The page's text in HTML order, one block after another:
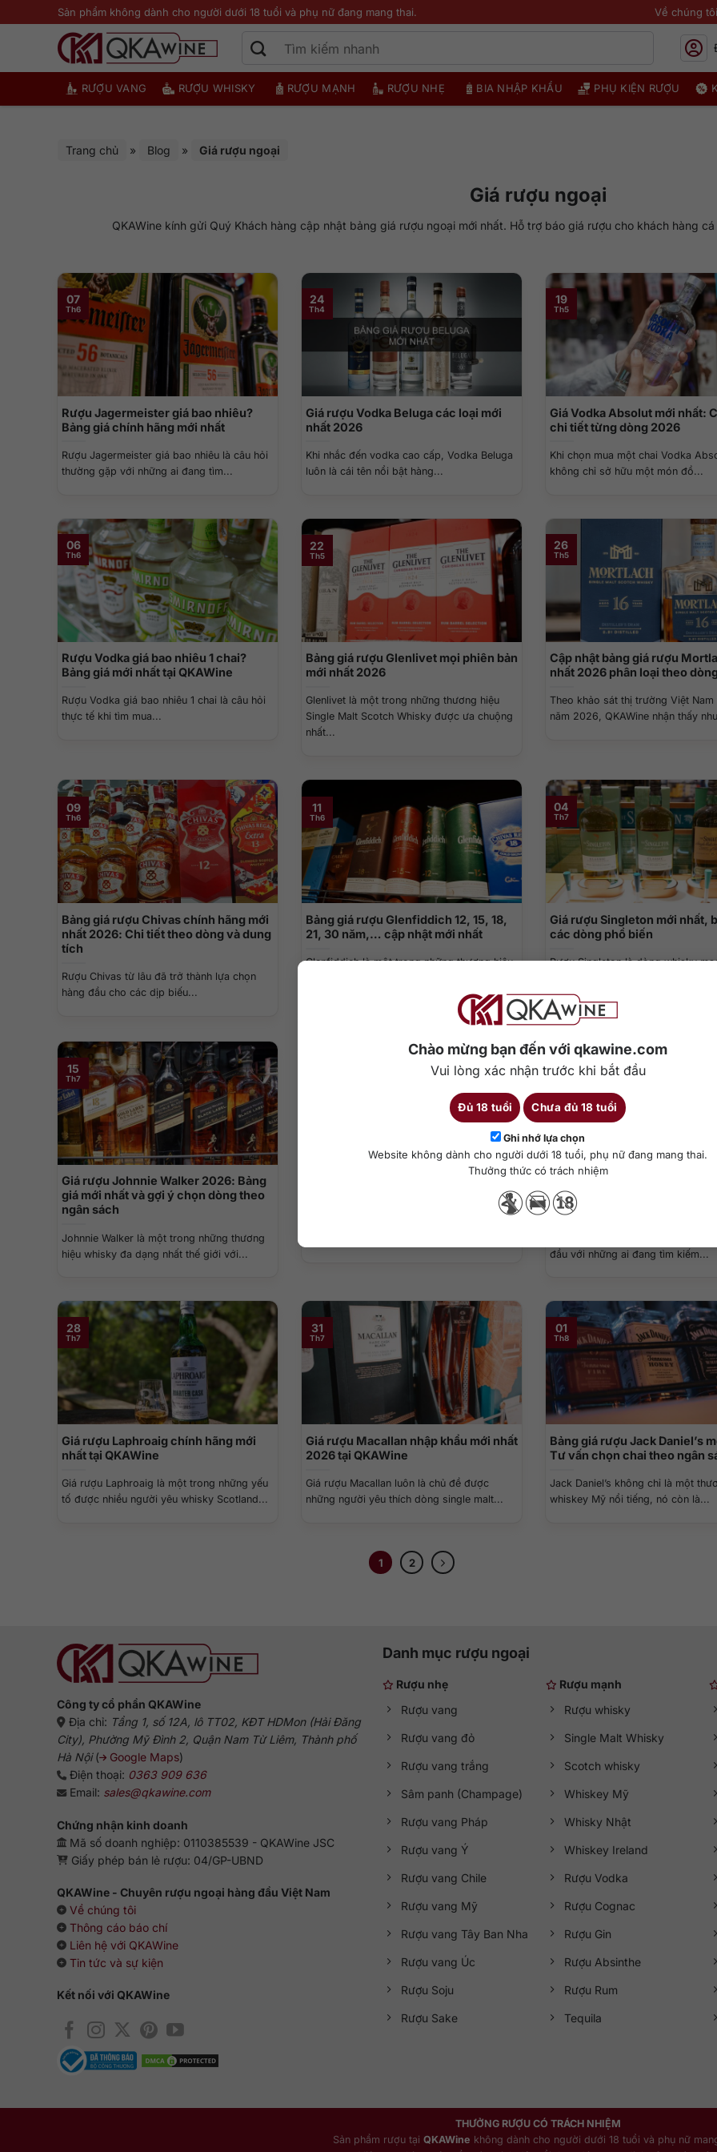
Chào mừng bạn đến với qkawine.com
Vui lòng xác nhận trước khi bắt đầu
Đủ 18 tuổi Chưa đủ 18 tuổi
Ghi nhớ lựa chọn
Website không dành cho người dưới 18 tuổi, phụ nữ đang mang thai.
Thưởng thức có trách nhiệm
qua
Sản phẩm không dành cho người dưới 18 tuổi và phụ nữ đang mang thai. Về chúng tôi
RƯỢU VANG RƯỢU WHISKY RƯỢU MẠNH RƯỢU NHẸ BIA NHẬP KHẨU PHỤ KIỆN RƯỢU
Trang chủ » Blog » Giá rượu ngoại
Giá rượu ngoại
QKAWine kính gửi Quý Khách hàng cập nhật bảng giá rượu ngoại mới nhất. Hỗ trợ báo giá rượu cho khách hàng
Rượu Jagermeister giá bao nhiêu?
Bảng giá chính hãng mới nhất
Rượu Jagermeister giá bao nhiêu là câu hỏi
thường gặp với những ai đang tìm...
07
Th6
Giá rượu Vodka Beluga các loại mới
nhất 2026
Khi nhắc đến vodka cao cấp, Vodka Beluga
luôn là cái tên nổi bật hàng...
24
Th4
Giá Vodka Absolut mới nhất:
chi tiết từng dòng 2026
Khi chọn mua một chai Vodka
không chỉ sở hữu một món đồ...
19
Th5
Rượu Vodka giá bao nhiêu 1 chai?
Bảng giá mới nhất tại QKAWine
Rượu Vodka giá bao nhiêu 1 chai là câu hỏi
thực tế khi tìm mua...
06
Th6
Bảng giá rượu Glenlivet mọi phiên bản
mới nhất 2026
Glenlivet là một trong những thương hiệu
Single Malt Scotch Whisky được ưa chuộng
nhất...
22
Th5
Cập nhật bảng giá rượu
nhất 2026 phân loại theo dòng
Theo khảo sát thị trường Việt Nam
năm 2026, QKAWine nhận thấy
26
Th5
Bảng giá rượu Chivas chính hãng mới
nhất 2026: Chi tiết theo dòng và dung
tích
Rượu Chivas từ lâu đã trở thành lựa chọn
hàng đầu cho các dịp biếu...
09
Th6
Bảng giá rượu Glenfiddich 12, 15, 18,
21, 30 năm,… cập nhật mới nhất
Glenfiddich là một trong những thương hiệu
11
Th6
Giá rượu Singleton mới nhất,
các dòng phổ biến
Rượu Singleton là dòng whisky
04
Th7
Giá rượu Johnnie Walker 2026: Bảng
giá mới nhất và gợi ý chọn dòng theo
ngân sách
Johnnie Walker là một trong những thương
hiệu whisky đa dạng nhất thế giới với...
15
Th7
Giá rượu Ballantine’s 12, 17, 21, 30 mới
Giá rượu Glenfarclas chính
nhất 2026: Cập nhật chi tiết
bản
đầu với những ai đang tìm kiếm...
20
Giá rượu Laphroaig chính hãng mới
nhất tại QKAWine
Giá rượu Laphroaig là một trong những yếu
tố được nhiều người yêu whisky Scotland...
28
Th7
Giá rượu Macallan nhập khẩu mới nhất
2026 tại QKAWine
Giá rượu Macallan luôn là chủ đề được
những người yêu thích dòng single malt...
31
Th7
Bảng giá rượu Jack Daniel’s
Tư vấn chọn chai theo ngân
Jack Daniel’s không chỉ là một
whiskey Mỹ nổi tiếng, nó còn là...
01
Th8
1 2
Công ty cổ phần QKAWine
Địa chỉ: Tầng 1, số 12A, lô TT02, KĐT HDMon (Hải Đăng
City), Phường Mỹ Đình 2, Quận Nam Từ Liêm, Thành phố
Hà Nội( Google Maps)
Điện thoại: 0363 909 636
Email: sales@qkawine.com
Chứng nhận kinh doanh
Mã số doanh nghiệp: 0110385539 - QKAWine JSC
Giấy phép bán lẻ rượu: 04/GP-UBND
QKAWine - Chuyên rượu ngoại hàng đầu Việt Nam
Về chúng tôi
Thông cáo báo chí
Liên hệ với QKAWine
Tin tức và sự kiện
Kết nối với QKAWine
Danh mục rượu ngoại
Rượu nhẹ
Rượu vang
Rượu vang đỏ
Rượu vang trắng
Sâm panh (Champage)
Rượu vang Pháp
Rượu vang Ý
Rượu vang Chile
Rượu vang Mỹ
Rượu vang Tây Ban Nha
Rượu vang Úc
Rượu Soju
Rượu Sake
Rượu mạnh
Rượu whisky
Single Malt Whisky
Scotch whisky
Whiskey Mỹ
Whisky Nhật
Whiskey Ireland
Rượu Vodka
Rượu Cognac
Rượu Gin
Rượu Absinthe
Rượu Rum
Tequila
THƯỞNG RƯỢU CÓ TRÁCH NHIỆM
Sản phẩm rượu tại QKAWine không dành cho người dưới 18 tuổi và phụ nữ